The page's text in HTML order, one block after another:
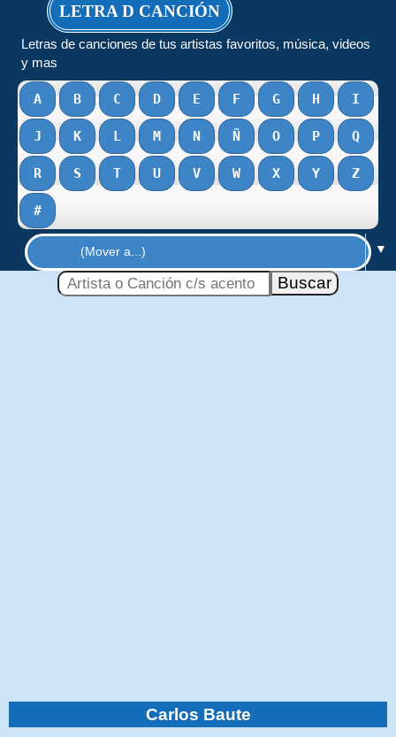
LETRA D CANCIÓN
Letras de canciones de tus artistas favoritos, música, videos
y mas
A B C D E F G H I
J K L M N Ñ O P Q
R S T U V W X Y Z
#
▼
Carlos Baute